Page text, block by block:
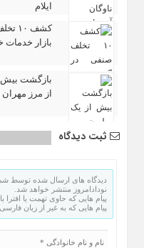
ایلام
کشف
بازار خدمات
از مرز
ثبت دیدگاه
دیدگاه های ارسال شده توسط
نودادامروز منتشر خواهد شد.
پیام هایی که حاوی تهمت یا افترا
پیام هایی که به غیر از زبان